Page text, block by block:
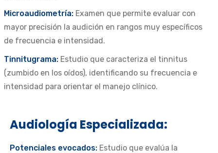
Microaudiometría:Examen que permite evaluar con
mayor precisión la audición en rangos muy específicos
de frecuencia e intensidad.
Tinnitugrama:Estudio que caracteriza el tinnitus
(zumbido en los oídos), identificando su frecuencia e
intensidad para orientar el manejo clínico.
Audiología Especializada:
Potenciales evocados: Estudio que evalúa la